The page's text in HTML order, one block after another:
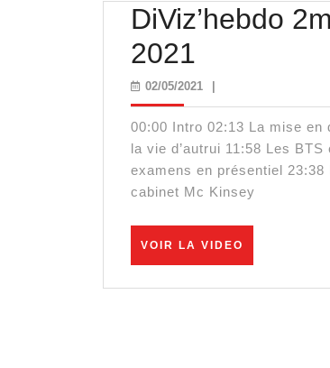
DiViz’hebdo
2021
2mai
2021
02/05/202102/05/2021
00:00​ Intro 02:13​ La mise en
la vie d’autrui 11:58​ Les BTS
examens en présentiel 23:38​
cabinet Mc Kinsey
VOIR LA VIDEO